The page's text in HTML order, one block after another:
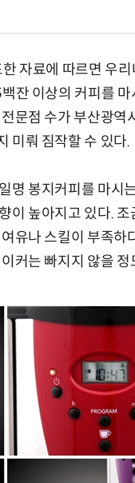
자료에 따르면 우
잔 이상의 커피를
문점 수가 부산광역
미뤄 짐작할 수 있다.
명 봉지커피를 마시
이 높아지고 있다.
유나 스킬이 부족하
커는 빠지지 않을 정
'
8
'게
서
9
“상
10
[
지
AI Native Enterprise를 지원하는 AI Ready Data 플랫폼 활용 전략